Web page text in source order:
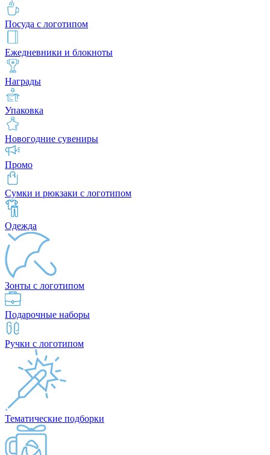
Посуда с логотипом
Ежедневники и блокноты
Награды
Упаковка
Новогодние сувениры
Промо
Сумки и рюкзаки с логотипом
Одежда
Зонты с логотипом
Подарочные наборы
Ручки с логотипом
Тематические подборки